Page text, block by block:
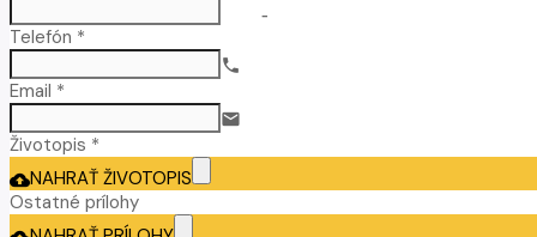
no-icon
Telefón *
call
Email *
email
Životopis *
cloud_uploadNAHRAŤ ŽIVOTOPIS
Ostatné prílohy